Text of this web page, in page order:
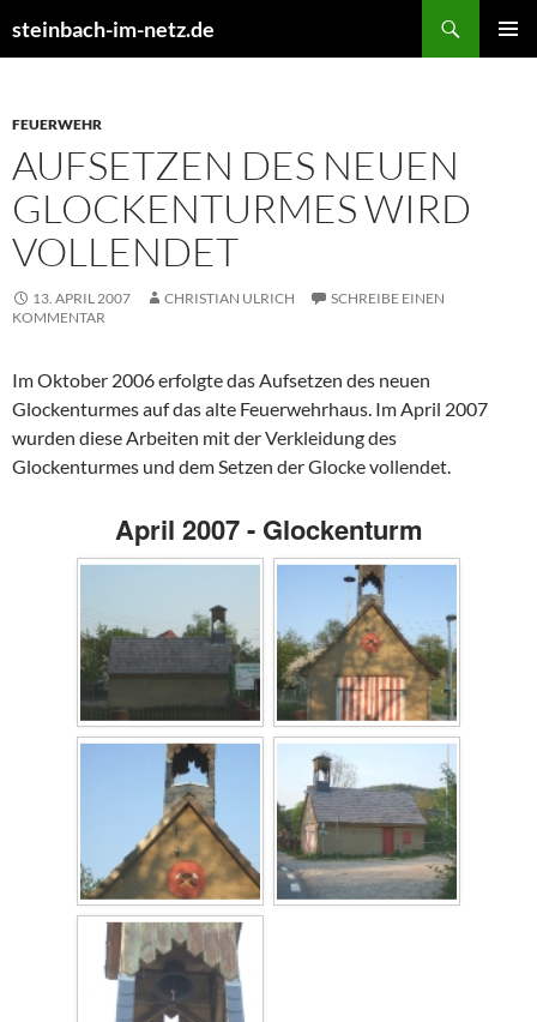
steinbach-im-netz.de
FEUERWEHR
AUFSETZEN DES NEUEN
GLOCKENTURMES WIRD
VOLLENDET
13. APRIL 2007 CHRISTIAN ULRICH
SCHREIBE EINEN
KOMMENTAR
Im Oktober 2006 erfolgte das Aufsetzen des neuen
Glockenturmes auf das alte Feuerwehrhaus. Im April 2007
wurden diese Arbeiten mit der Verkleidung des
Glockenturmes und dem Setzen der Glocke vollendet.
April 2007 - Glockenturm